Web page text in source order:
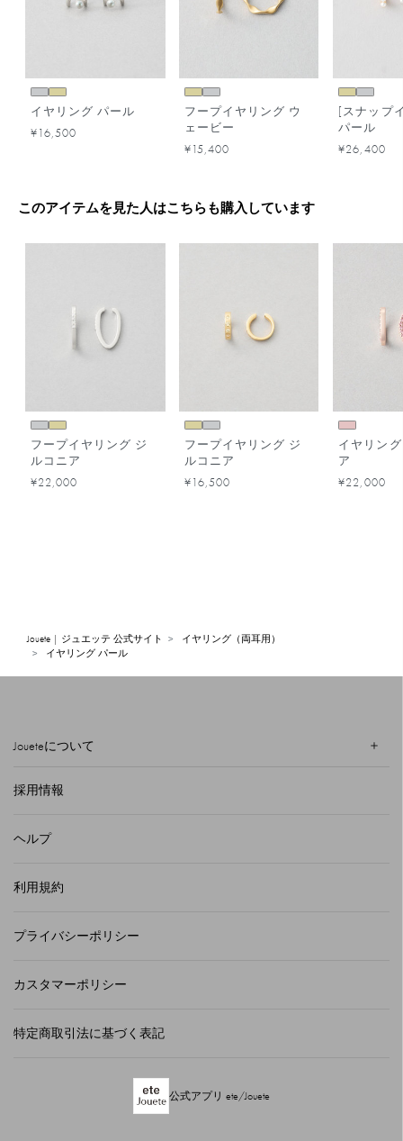
イヤリング パール
¥16,500
フープイヤリング ウ
ェービー
¥15,400
[スナップ
パール
¥26,400
このアイテムを見た人はこちらも購入しています
フープイヤリング ジ
ルコニア
¥22,000
フープイヤリング ジ
ルコニア
¥16,500
イヤリン
ア
¥22,000
Jouete | ジュエッテ 公式サイト
イヤリング（両耳用）
イヤリング パール
Joueteについて
採用情報
ヘルプ
利用規約
プライバシーポリシー
カスタマーポリシー
特定商取引法に基づく表記
公式アプリ ete/Jouete